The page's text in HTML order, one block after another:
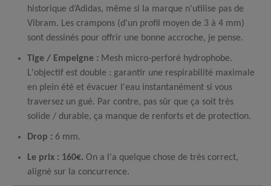
historique d’Adidas, même si la marque n'utilise pas de
Vibram. Les crampons (d'un profil moyen de 3 à 4 mm)
sont dessinés pour offrir une bonne accroche, je pense.
Tige / Empeigne : Mesh micro-perforé hydrophobe.
L'objectif est double : garantir une respirabilité maximale
en plein été et évacuer l'eau instantanément si vous
traversez un gué. Par contre, pas sûr que ça soit très
solide / durable, ça manque de renforts et de protection.
Drop : 6 mm.
Le prix : 160€. On a l'a quelque chose de très correct,
aligné sur la concurrence.